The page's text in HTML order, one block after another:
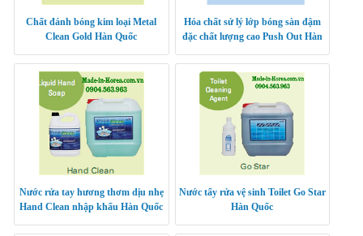
Chất đánh bóng kim loại Metal
Clean Gold Hàn Quốc
Hóa chất sử lý lớp bóng sàn đậm
đặc chất lượng cao Push Out Hàn
Nước rửa tay hương thơm dịu nhẹ
Hand Clean nhập khẩu Hàn Quốc
Nước tẩy rửa vệ sinh Toilet Go Star
Hàn Quốc